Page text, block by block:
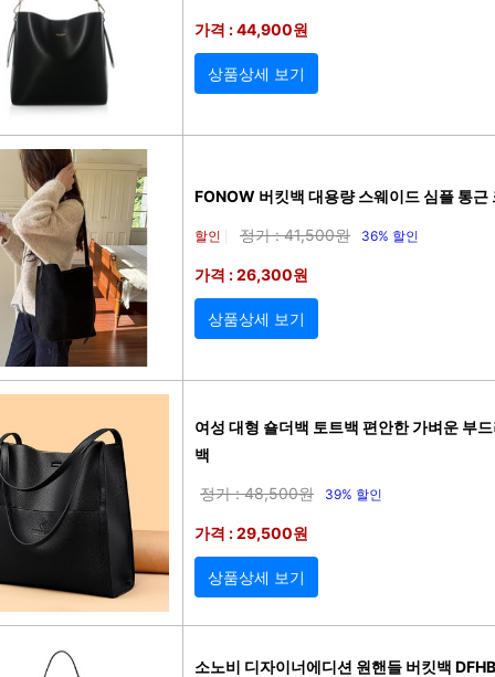
가격 : 44,900원
상품상세 보기
FONOW 버킷백 대용량 스웨이드 심플 통근
할인 정가 : 41,500원 36% 할인
가격 : 26,300원
상품상세 보기
여성 대형 숄더백 토트백 편안한 가벼운 부
백
정가 : 48,500원 39% 할인
가격 : 29,500원
상품상세 보기
소노비 디자이너에디션 원핸들 버킷백